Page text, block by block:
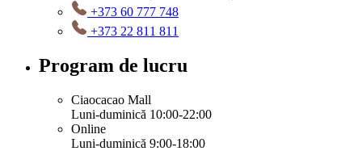
+373 60 777 748
+373 22 811 811
Program de lucru
Ciaocacao Mall
Luni-duminică 10:00-22:00
Online
Luni-duminică 9:00-18:00